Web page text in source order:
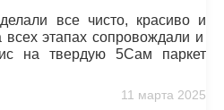
все чисто, красиво и
всех этапах сопровождали и
на твердую 5Сам паркет
11 марта 2025